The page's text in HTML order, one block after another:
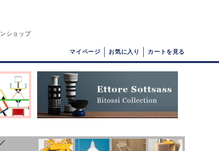
ショップ
マイページ お気に入り カートを見る